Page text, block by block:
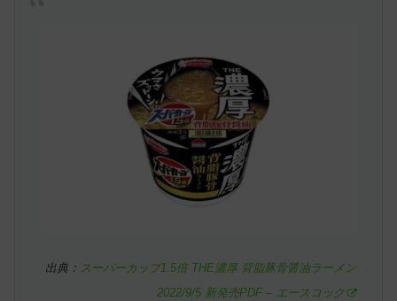
出典： スーパーカップ1.5倍 THE濃厚 背脂豚骨醤油ラーメン
2022/9/5 新発売PDF – エースコック